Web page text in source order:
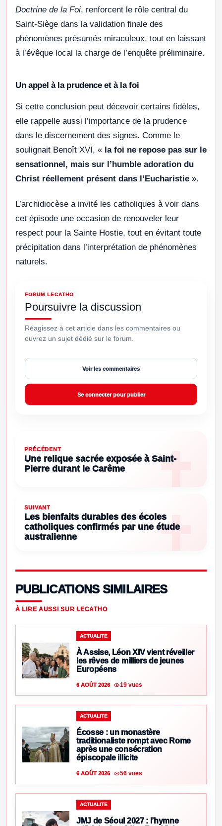
Doctrine de la Foi, renforcent le rôle central du
Saint-Siège dans la validation finale des
phénomènes présumés miraculeux, tout en laissant
à l’évêque local la charge de l’enquête préliminaire.
Un appel à la prudence et à la foi
Si cette conclusion peut décevoir certains fidèles,
elle rappelle aussi l’importance de la prudence
dans le discernement des signes. Comme le
soulignait Benoît XVI, « la foi ne repose pas sur le
sensationnel, mais sur l’humble adoration du
Christ réellement présent dans l’Eucharistie ».
L’archidiocèse a invité les catholiques à voir dans
cet épisode une occasion de renouveler leur
respect pour la Sainte Hostie, tout en évitant toute
précipitation dans l’interprétation de phénomènes
naturels.
FORUM LECATHO
Poursuivre la discussion
Réagissez à cet article dans les commentaires ou
ouvrez un sujet dédié sur le forum.
Voir les commentaires
Se connecter pour publier
PRÉCÉDENT
Une relique sacrée exposée à Saint-
Pierre durant le Carême
SUIVANT
Les bienfaits durables des écoles
catholiques confirmés par une étude
australienne
PUBLICATIONS SIMILAIRES
À LIRE AUSSI SUR LECATHO
ACTUALITE
À Assise, Léon XIV vient réveiller
les rêves de milliers de jeunes
Européens
6 AOÛT 2026 19 vues
ACTUALITE
Écosse : un monastère
traditionaliste rompt avec Rome
après une consécration
épiscopale illicite
6 AOÛT 2026 56 vues
ACTUALITE
JMJ de Séoul 2027 : l’hymne